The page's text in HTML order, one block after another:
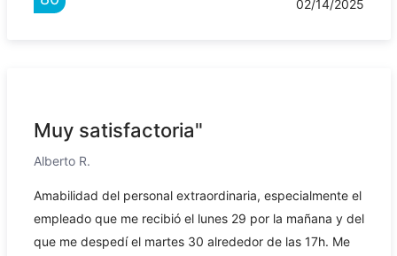
02/14/2025
Muy satisfactoria"
Alberto R.
Amabilidad del personal extraordinaria, especialmente el
empleado que me recibió el lunes 29 por la mañana y del
que me despedí el martes 30 alrededor de las 17h. Me